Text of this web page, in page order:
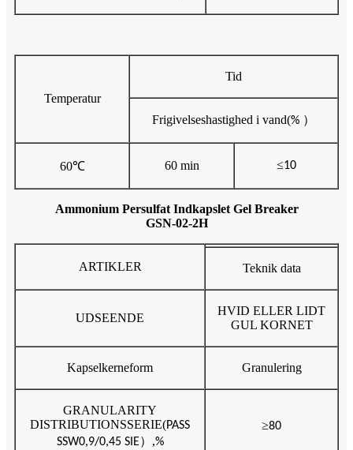
Temperatur
Tid
Frigivelseshastighed i vand(% ）
60℃ 60 min ≤10
Ammonium Persulfat Indkapslet Gel Breaker
GSN-02-2H
ARTIKLER Teknik data
UDSEENDE
HVID ELLER LIDT
GUL KORNET
Kapselkerneform Granulering
GRANULARITY
DISTRIBUTIONSSERIE(PASS
SSW0,9/0,45 SIE）,%
≥80